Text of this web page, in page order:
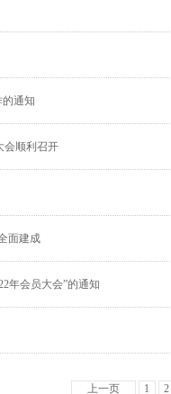
的通知
会顺利召开
面建成
年会员大会”的通知
上一页 1 2